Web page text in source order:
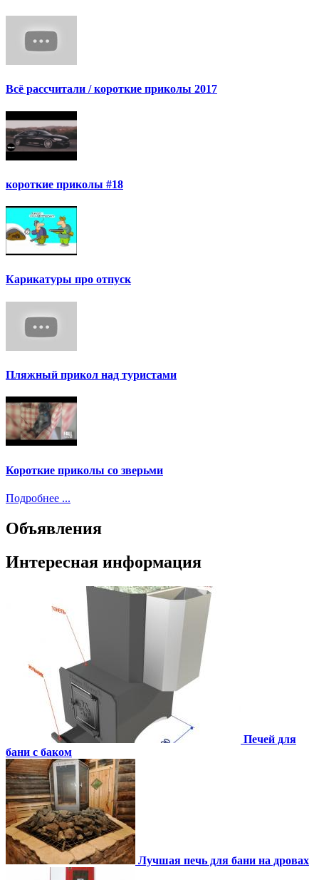
Всё рассчитали / короткие приколы 2017
короткие приколы #18
Карикатуры про отпуск
Пляжный прикол над туристами
Короткие приколы со зверьми
Подробнее ...
Объявления
Интересная информация
Печей для
бани с баком
Лучшая печь для бани на дровах